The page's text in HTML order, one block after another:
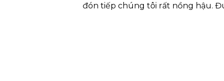
đón tiếp chúng tôi rất nồng hậu.